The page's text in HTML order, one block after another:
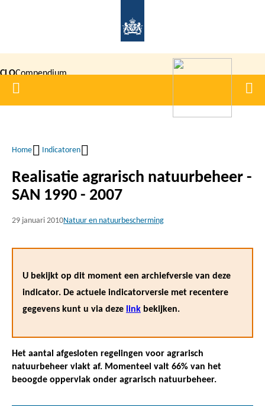
inhoud
gaan
CLOCompendium
voor de
Home
Kruimelpad
Home Indicatoren
Realisatie agrarisch natuurbeheer -
SAN 1990 - 2007
29 januari 2010Natuur en natuurbescherming
U bekijkt op dit moment een archiefversie van deze
indicator. De actuele indicatorversie met recentere
gegevens kunt u via deze link bekijken.
Het aantal afgesloten regelingen voor agrarisch
natuurbeheer vlakt af. Momenteel valt 66% van het
beoogde oppervlak onder agrarisch natuurbeheer.